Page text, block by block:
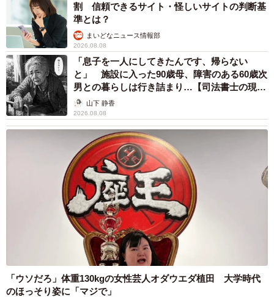
割 信頼できるサイト・怪しいサイトの判断基
準とは？
まいどなニュース情報部
2026.08.08
「息子を一人にしてきたんです、帰らない
と」 施設に入った90歳母、障害のある60歳次
男との暮らしは行き詰まり…【司法書士の現場
から】山下 静香
2026.08.08
「ウソだろ」体重130kgの女性芸人オダウエダ植田 大学時代
のほっそり姿に「マジで」